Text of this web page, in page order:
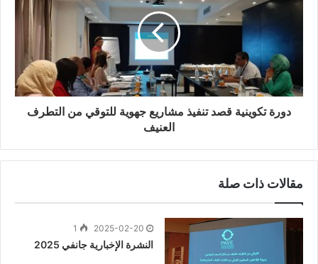
دورة تكوينية قصد تنفيذ مشاريع جهوية للتوقي من التطرف
العنيف
مقالات ذات صلة
2025-02-20
1
النشرة الإخبارية جانفي 2025